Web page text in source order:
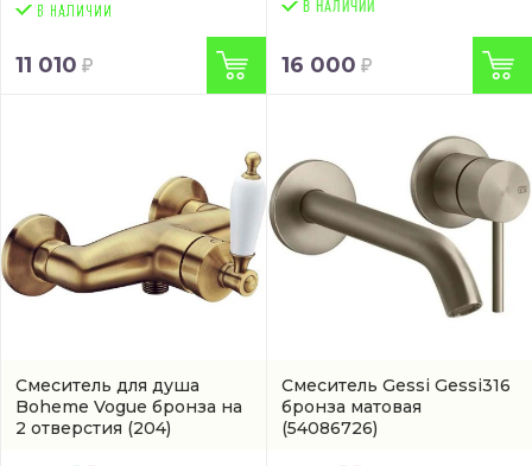
11 010
В НАЛИЧИИ
16 000
Смеситель для душа
Boheme Vogue бронза на
2 отверстия (204)
Смеситель Gessi Gessi316
бронза матовая
(54086726)